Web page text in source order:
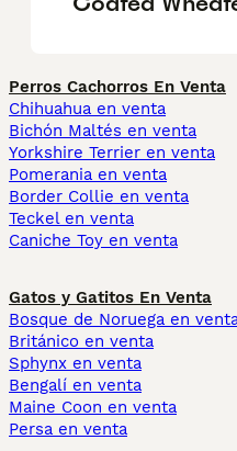
Perros Cachorros En Venta
Chihuahua en venta
Bichón Maltés en venta
Yorkshire Terrier en venta
Pomerania en venta
Border Collie en venta
Teckel en venta
Caniche Toy en venta
Gatos y Gatitos En Venta
Bosque de Noruega en
Británico en venta
Sphynx en venta
Bengalí en venta
Maine Coon en venta
Persa en venta